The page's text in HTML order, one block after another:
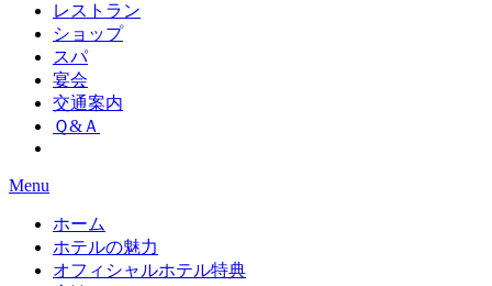
レストラン
ショップ
スパ
宴会
交通案内
Ｑ&Ａ
Menu
ホーム
ホテルの魅力
オフィシャルホテル特典